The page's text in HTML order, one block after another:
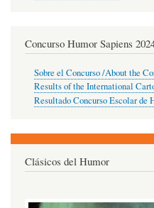
Concurso Humor Sapiens
Sobre el Concurso /About the
Results of the International
Resultado Concurso Escolar de
Clásicos del Humor